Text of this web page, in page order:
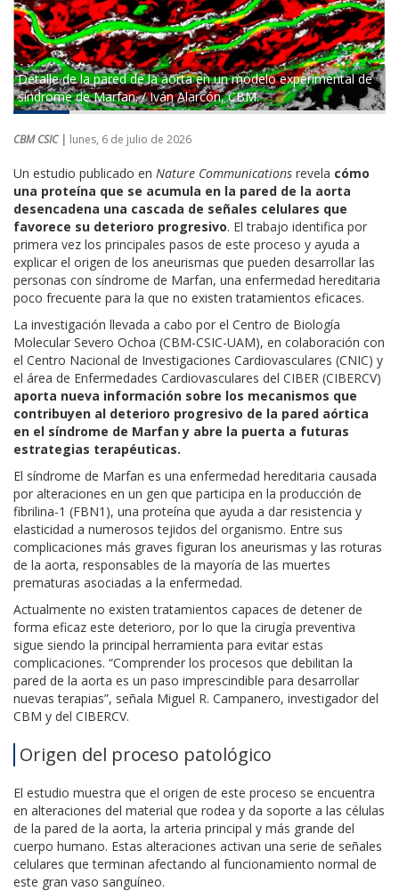
Detalle de la pared de la aorta en un modelo experimental de
síndrome de Marfan. / Iván Alarcón, CBM.
CBM CSIC | lunes, 6 de julio de 2026
Un estudio publicado en Nature Communications revela cómo
una proteína que se acumula en la pared de la aorta
desencadena una cascada de señales celulares que
favorece su deterioro progresivo. El trabajo identifica por
primera vez los principales pasos de este proceso y ayuda a
explicar el origen de los aneurismas que pueden desarrollar las
personas con síndrome de Marfan, una enfermedad hereditaria
poco frecuente para la que no existen tratamientos eficaces.
La investigación llevada a cabo por el Centro de Biología
Molecular Severo Ochoa (CBM-CSIC-UAM), en colaboración con
el Centro Nacional de Investigaciones Cardiovasculares (CNIC) y
el área de Enfermedades Cardiovasculares del CIBER (CIBERCV)
aporta nueva información sobre los mecanismos que
contribuyen al deterioro progresivo de la pared aórtica
en el síndrome de Marfan y abre la puerta a futuras
estrategias terapéuticas.
El síndrome de Marfan es una enfermedad hereditaria causada
por alteraciones en un gen que participa en la producción de
fibrilina-1 (FBN1), una proteína que ayuda a dar resistencia y
elasticidad a numerosos tejidos del organismo. Entre sus
complicaciones más graves figuran los aneurismas y las roturas
de la aorta, responsables de la mayoría de las muertes
prematuras asociadas a la enfermedad.
Actualmente no existen tratamientos capaces de detener de
forma eficaz este deterioro, por lo que la cirugía preventiva
sigue siendo la principal herramienta para evitar estas
complicaciones. “Comprender los procesos que debilitan la
pared de la aorta es un paso imprescindible para desarrollar
nuevas terapias”, señala Miguel R. Campanero, investigador del
CBM y del CIBERCV.
Origen del proceso patológico
El estudio muestra que el origen de este proceso se encuentra
en alteraciones del material que rodea y da soporte a las células
de la pared de la aorta, la arteria principal y más grande del
cuerpo humano. Estas alteraciones activan una serie de señales
celulares que terminan afectando al funcionamiento normal de
este gran vaso sanguíneo.